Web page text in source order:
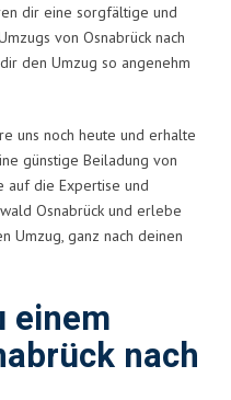
dir eine sorgfältige und
von Osnabrück nach
den Umzug so angenehm
uns noch heute und erhalte
günstige Beiladung von
auf die Expertise und
Osnabrück und erlebe
Umzug, ganz nach deinen
einem
nach